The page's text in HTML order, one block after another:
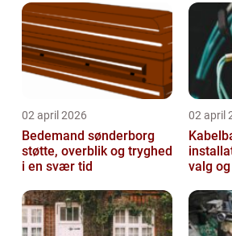
02 april 2026
Bedemand sønderborg
støtte, overblik og tryghed
i en svær tid
02 april
valg